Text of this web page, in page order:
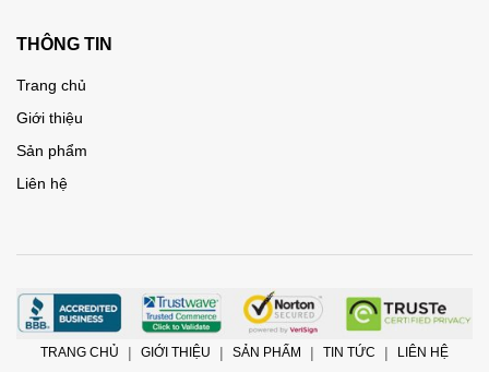
THÔNG TIN
Trang chủ
Giới thiệu
Sản phẩm
Liên hệ
TRANG CHỦ GIỚI THIỆU SẢN PHẨM TIN TỨC LIÊN HỆ